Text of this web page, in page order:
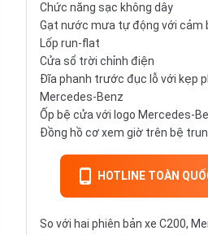
Chức năng sạc không dây
Gạt nước mưa tự động với cảm
Lốp run-flat
Cửa sổ trời chỉnh điện
Đĩa phanh trước đục lỗ với kẹp
Mercedes-Benz
Ốp bệ cửa với logo Mercedes-
Đồng hồ cơ xem giờ trên bệ
HOTLINE TOÀN
So với hai phiên bản xe C200,